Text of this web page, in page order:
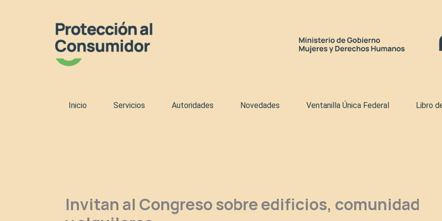
Inicio Servicios Autoridades Novedades Ventanilla Única Federal Libro
Invitan al Congreso sobre edificios, comunidad